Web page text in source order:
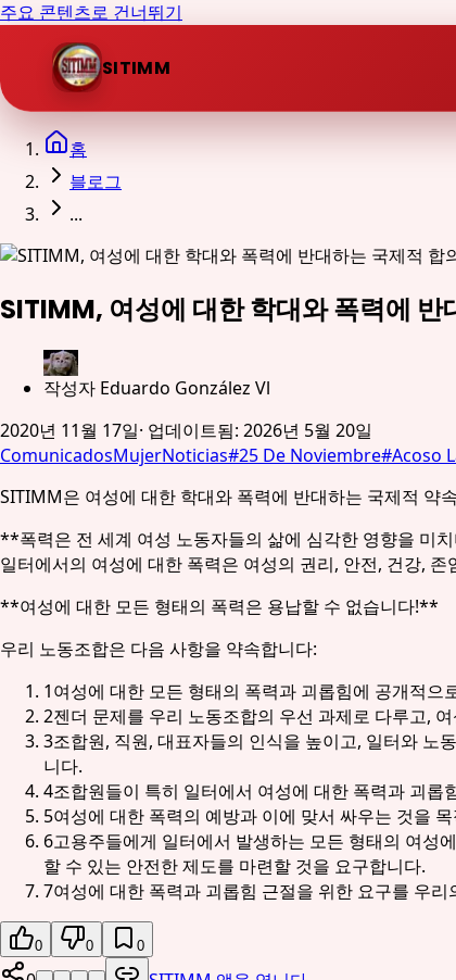
주요 콘텐츠로 건너뛰기
SITIMM
홈
블로그
...
SITIMM, 여성에 대한 학대와 폭력에
작성자 Eduardo González Vl
2020년 11월 17일· 업데이트됨: 2026년 5월 20일
ComunicadosMujerNoticias#25 De Noviembre#Acoso
SITIMM은 여성에 대한 학대와 폭력에 반대하는 국제적 약
**폭력은 전 세계 여성 노동자들의 삶에 심각한 영향을 미
일터에서의 여성에 대한 폭력은 여성의 권리, 안전, 건강,
**여성에 대한 모든 형태의 폭력은 용납할 수 없습니다!**
우리 노동조합은 다음 사항을 약속합니다:
1여성에 대한 모든 형태의 폭력과 괴롭힘에 공개적
2젠더 문제를 우리 노동조합의 우선 과제로 다루고,
3조합원, 직원, 대표자들의 인식을 높이고, 일터와 노
니다.
4조합원들이 특히 일터에서 여성에 대한 폭력과 괴롭
5여성에 대한 폭력의 예방과 이에 맞서 싸우는 것을
6고용주들에게 일터에서 발생하는 모든 형태의 여성
할 수 있는 안전한 제도를 마련할 것을 요구합니다.
7여성에 대한 폭력과 괴롭힘 근절을 위한 요구를 우
0 0 0